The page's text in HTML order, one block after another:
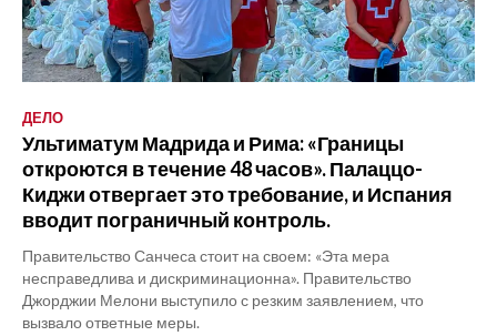
ДЕЛО
Ультиматум Мадрида и Рима: «Границы
откроются в течение 48 часов». Палаццо-
Киджи отвергает это требование, и Испания
вводит пограничный контроль.
Правительство Санчеса стоит на своем: «Эта мера
несправедлива и дискриминационна». Правительство
Джорджии Мелони выступило с резким заявлением, что
вызвало ответные меры.